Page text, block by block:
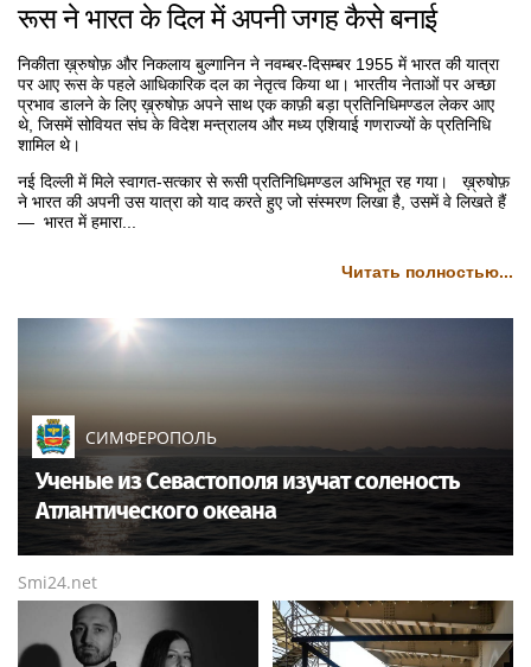
रूस ने भारत के दिल में अपनी जगह कैसे बनाई
निकीता ख़्रुषोफ़ और निकलाय बुल्गानिन ने नवम्बर-दिसम्बर 1955 में भारत की यात्रा
पर आए रूस के पहले आधिकारिक दल का नेतृत्व किया था। भारतीय नेताओं पर अच्छा
प्रभाव डालने के लिए ख़्रुषोफ़ अपने साथ एक काफ़ी बड़ा प्रतिनिधिमण्डल लेकर आए
थे, जिसमें सोवियत संघ के विदेश मन्त्रालय और मध्य एशियाई गणराज्यों के प्रतिनिधि
शामिल थे।
नई दिल्ली में मिले स्वागत-सत्कार से रूसी प्रतिनिधिमण्डल अभिभूत रह गया। ख़्रुषोफ़
ने भारत की अपनी उस यात्रा को याद करते हुए जो संस्मरण लिखा है, उसमें वे लिखते हैं
— भारत में हमारा...
Читать полностью...
СИМФЕРОПОЛЬ
Ученые из Севастополя изучат соленость
Атлантического океана
Smi24.net